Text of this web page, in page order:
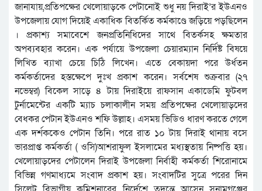
জানাযায়,প্রতিপক্ষের খেলোয়াড়কে পেটানোই শুধু নয় দিরাই’র ইউএনও
উপজেলায় যোগ দিয়েই একাধিক বিতর্কিত কর্মকাণ্ডে জড়িয়ে পড়ছিলেন
। প্রকাশ্য সমাবেশে জনপ্রতিনিধিদের সাথে বিতর্কসহ ক্ষমতার
অপব্যবহার করেন। এক পর্যায়ে উপজেলা চেয়ারম্যান নির্দিষ্ট বিষয়ে
লিখিত ব্যাখা চেয়ে চিঠি লিখেন। এতে বেকায়দা পরে উর্ধতন
কর্মকর্তাদের হস্তক্ষেপে দুঃখ প্রকাশ করেন। সর্বশেষ শুক্রবার (২৭
নভেম্বর) বিকেল সাড়ে ৪ টায় দিরাইয়ে রাফসান একাডেমি ফুটবল
টুর্নামেন্টের একটি ম্যাচ চলাকালীন সময় প্রতিপক্ষের খেলোয়াড়দের
বেধকর পেটান ইউএনও শফি উল্লাহ। এসময় ভিডিও ধারণ করতে গেলে
এক দর্শককেও পেটান তিনি। পরে রাত ১০ টায় দিরাই থানায় বসে
ভারপ্রাপ্ত কর্মকর্তা ( ওসি)অাশরাফুল ইসলামের মধ্যস্থতায় নিষ্পত্তি হয়।
খেলোয়াড়দের পেটালেন দিরাই উপজেলা নির্বাহী কর্মকর্তা শিরোনামে
বিভিন্ন গণমাধ্যমে সংবাদ প্রকাশ হয়। সংবাদটির সুত্রে পরের দিন